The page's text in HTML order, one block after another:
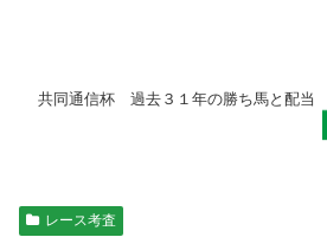
共同通信杯 過去３１年の勝ち馬と配当
レース考査